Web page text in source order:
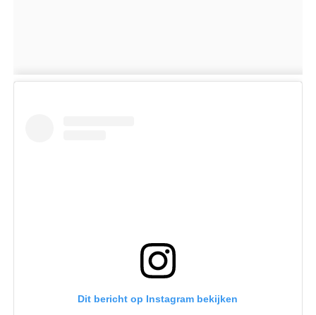
Dit bericht op Instagram bekijken